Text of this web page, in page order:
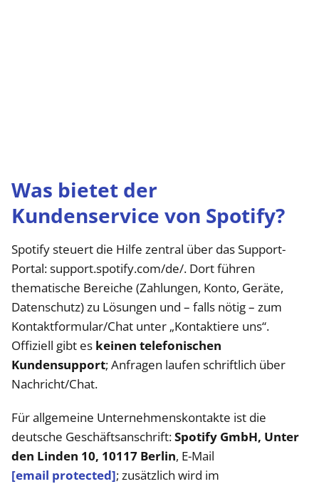
Was bietet der
Kundenservice von Spotify?
Spotify steuert die Hilfe zentral über das Support-
Portal: support.spotify.com/de/. Dort führen
thematische Bereiche (Zahlungen, Konto, Geräte,
Datenschutz) zu Lösungen und – falls nötig – zum
Kontaktformular/Chat unter „Kontaktiere uns“.
Offiziell gibt es keinen telefonischen
Kundensupport; Anfragen laufen schriftlich über
Nachricht/Chat.
Für allgemeine Unternehmenskontakte ist die
deutsche Geschäftsanschrift:Spotify GmbH, Unter
den Linden 10, 10117 Berlin, E-Mail
[email protected]; zusätzlich wird im